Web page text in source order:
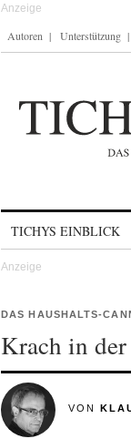
Autoren Unterstützung
TICHYS EINBLICK
DAS HAUSHALTS-
Krach in
VON